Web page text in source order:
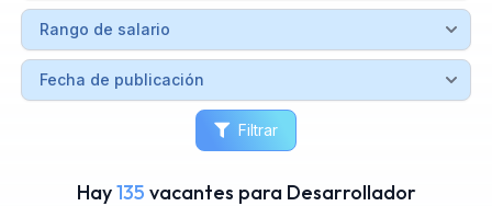
Filtrar
Hay135 vacantes para Desarrollador